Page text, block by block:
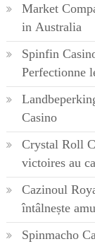
Market
in Australia
Spinfin
Perfectionne
Casino
Crystal Roll
victoires au
Cazinoul
întâlnește
Spinmacho